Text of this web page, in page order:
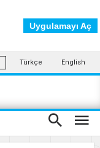
Türkçe English
Uygulamayı Aç